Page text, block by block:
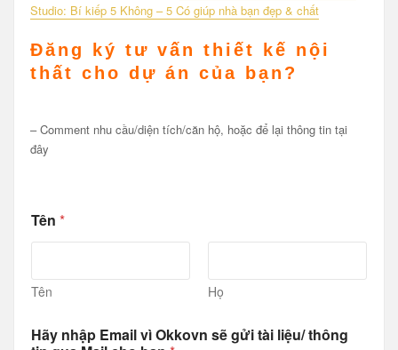
Studio: Bí kiếp 5 Không – 5 Có giúp nhà bạn đẹp & chất
Đăng ký tư vấn thiết kế nội
thất cho dự án của bạn?
– Comment nhu cầu/diện tích/căn hộ, hoặc để lại thông tin tại
đây
Tên *
Tên Họ
Hãy nhập Email vì Okkovn sẽ gửi tài liệu/ thông